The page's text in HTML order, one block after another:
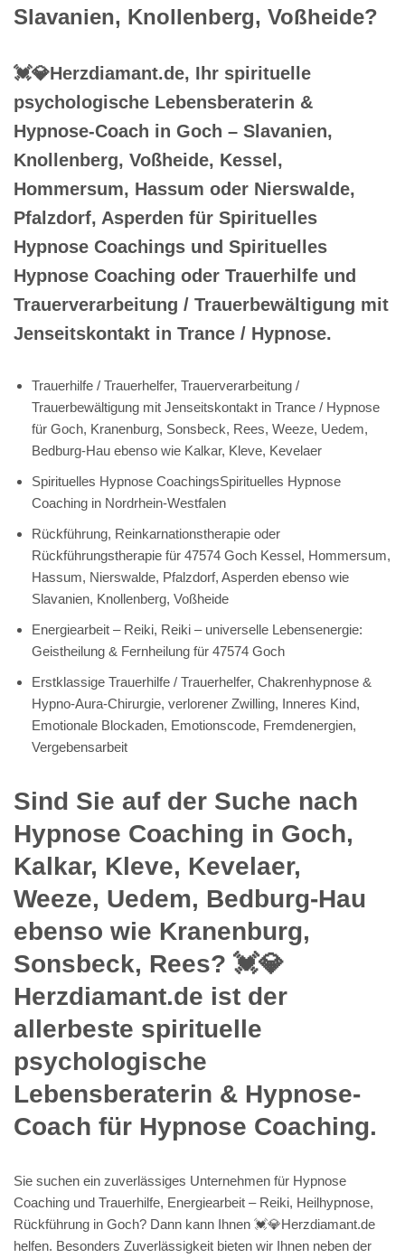
Slavanien, Knollenberg, Voßheide?
💓️💎Herzdiamant.de, Ihr spirituelle
psychologische Lebensberaterin &
Hypnose-Coach in Goch – Slavanien,
Knollenberg, Voßheide, Kessel,
Hommersum, Hassum oder Nierswalde,
Pfalzdorf, Asperden für Spirituelles
Hypnose Coachings und Spirituelles
Hypnose Coaching oder Trauerhilfe und
Trauerverarbeitung / Trauerbewältigung mit
Jenseitskontakt in Trance / Hypnose.
Trauerhilfe / Trauerhelfer, Trauerverarbeitung /
Trauerbewältigung mit Jenseitskontakt in Trance / Hypnose
für Goch, Kranenburg, Sonsbeck, Rees, Weeze, Uedem,
Bedburg-Hau ebenso wie Kalkar, Kleve, Kevelaer
Spirituelles Hypnose CoachingsSpirituelles Hypnose
Coaching in Nordrhein-Westfalen
Rückführung, Reinkarnationstherapie oder
Rückführungstherapie für 47574 Goch Kessel, Hommersum,
Hassum, Nierswalde, Pfalzdorf, Asperden ebenso wie
Slavanien, Knollenberg, Voßheide
Energiearbeit – Reiki, Reiki – universelle Lebensenergie:
Geistheilung & Fernheilung für 47574 Goch
Erstklassige Trauerhilfe / Trauerhelfer, Chakrenhypnose &
Hypno-Aura-Chirurgie, verlorener Zwilling, Inneres Kind,
Emotionale Blockaden, Emotionscode, Fremdenergien,
Vergebensarbeit
Sind Sie auf der Suche nach
Hypnose Coaching in Goch,
Kalkar, Kleve, Kevelaer,
Weeze, Uedem, Bedburg-Hau
ebenso wie Kranenburg,
Sonsbeck, Rees? 💓️💎
Herzdiamant.de ist der
allerbeste spirituelle
psychologische
Lebensberaterin & Hypnose-
Coach für Hypnose Coaching.
Sie suchen ein zuverlässiges Unternehmen für Hypnose
Coaching und Trauerhilfe, Energiearbeit – Reiki, Heilhypnose,
Rückführung in Goch? Dann kann Ihnen 💓️💎Herzdiamant.de
helfen. Besonders Zuverlässigkeit bieten wir Ihnen neben der